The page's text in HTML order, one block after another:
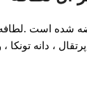
، دانه